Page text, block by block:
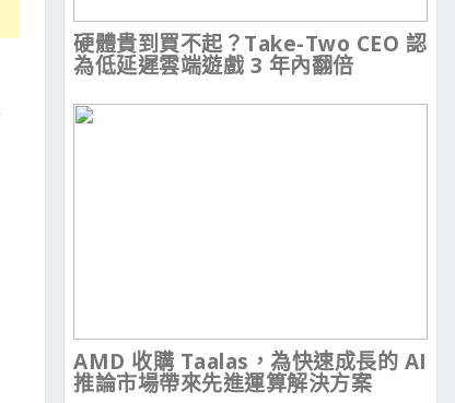
硬體貴到買不起？Take-Two CEO 認
為低延遲雲端遊戲 3 年內翻倍
AMD 收購 Taalas，為快速成長的 AI
推論市場帶來先進運算解決方案